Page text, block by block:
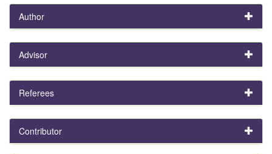
Author
Advisor
Referees
Contributor